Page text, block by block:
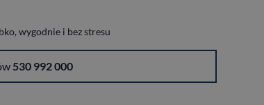
wygodnie i bez stresu
530 992 000